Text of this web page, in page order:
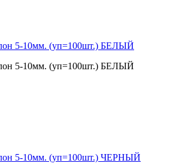
5-10мм. (уп=100шт.) БЕЛЫЙ
5-10мм. (уп=100шт.) БЕЛЫЙ
5-10мм. (уп=100шт.) ЧЕРНЫЙ